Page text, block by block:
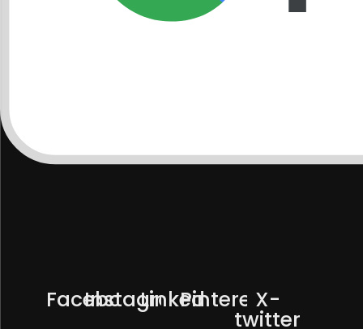
Facebook
Instagram
Linkedin
PinterestX-
twitter